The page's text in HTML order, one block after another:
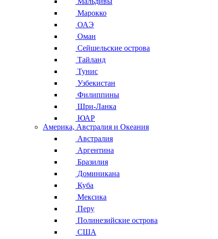
Марокко
ОАЭ
Оман
Сейшельские острова
Тайланд
Тунис
Узбекистан
Филиппины
Шри-Ланка
ЮАР
Америка, Австралия и Океания
Австралия
Аргентина
Бразилия
Доминикана
Куба
Мексика
Перу
Полинезийские острова
США